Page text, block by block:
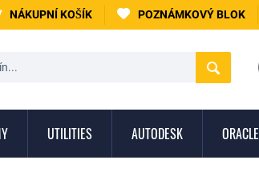
NÁKUPNÍ KOŠÍK POZNÁMKOVÝ BLOK
UTILITIES AUTODESK ORACLE